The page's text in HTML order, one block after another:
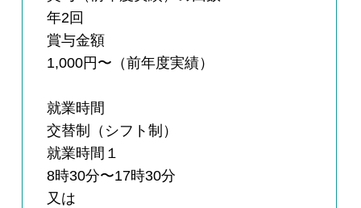
年2回
賞与金額
1,000円〜（前年度実績）
就業時間
交替制（シフト制）
就業時間１
8時30分〜17時30分
又は